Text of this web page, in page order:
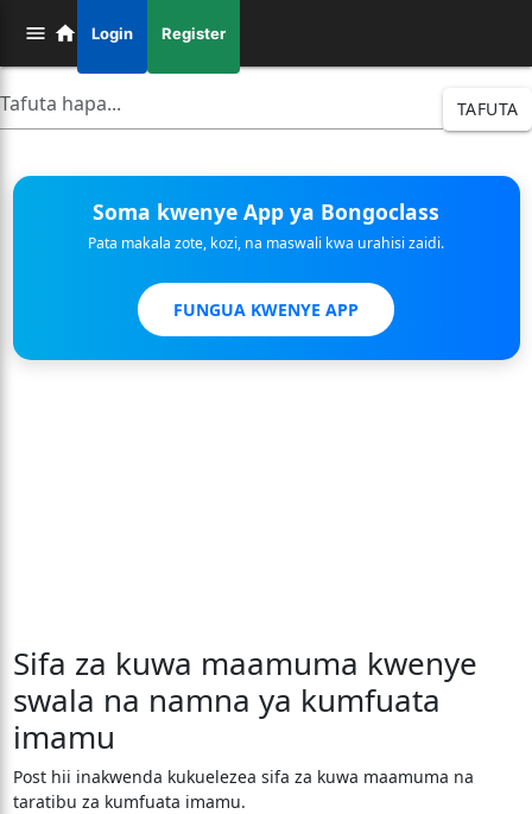
Login Register
TAFUTA
Soma kwenye App ya Bongoclass
Pata makala zote, kozi, na maswali kwa urahisi zaidi.
FUNGUA KWENYE APP
Sifa za kuwa maamuma kwenye
swala na namna ya kumfuata
imamu
Post hii inakwenda kukuelezea sifa za kuwa maamuma na
taratibu za kumfuata imamu.